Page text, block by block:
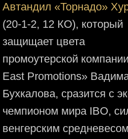
Автандил «Торнадо»
(20-1-2, 12 КО), который
защищает цвета
промоутерской
East Promotions»
Бухкалова, сразится с
чемпионом мира IBO,
венгерским средневесом